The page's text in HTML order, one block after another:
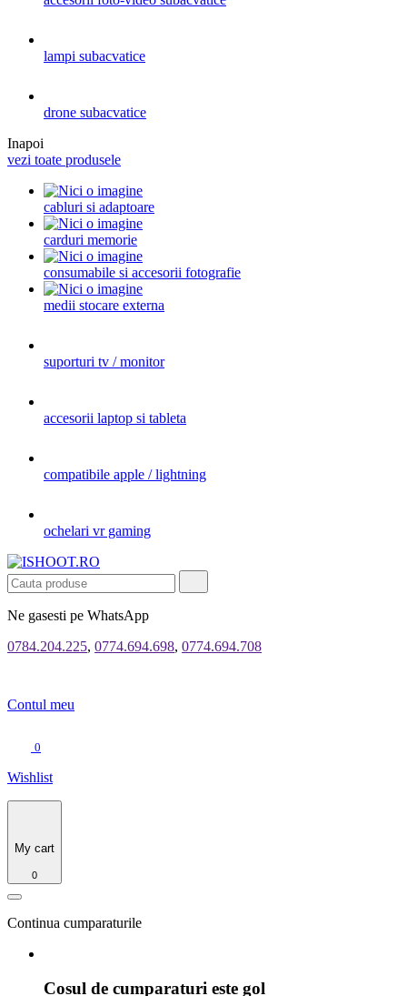
lampi subacvatice
drone subacvatice
Inapoi
vezi toate produsele
cabluri si adaptoare
carduri memorie
consumabile si accesorii fotografie
medii stocare externa
suporturi tv / monitor
accesorii laptop si tableta
compatibile apple / lightning
ochelari vr gaming
Ne gasesti pe WhatsApp
0784.204.225, 0774.694.698, 0774.694.708
Contul meu
0
Wishlist
My cart
0
Continua cumparaturile
Cosul de cumparaturi este gol